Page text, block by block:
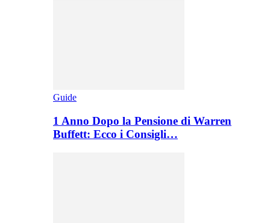
Guide
1 Anno Dopo la Pensione di Warren
Buffett: Ecco i Consigli…